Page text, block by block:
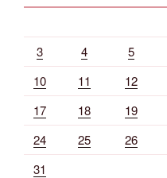
3
4 5
10
11 12
17
18 19
24
25 26
31